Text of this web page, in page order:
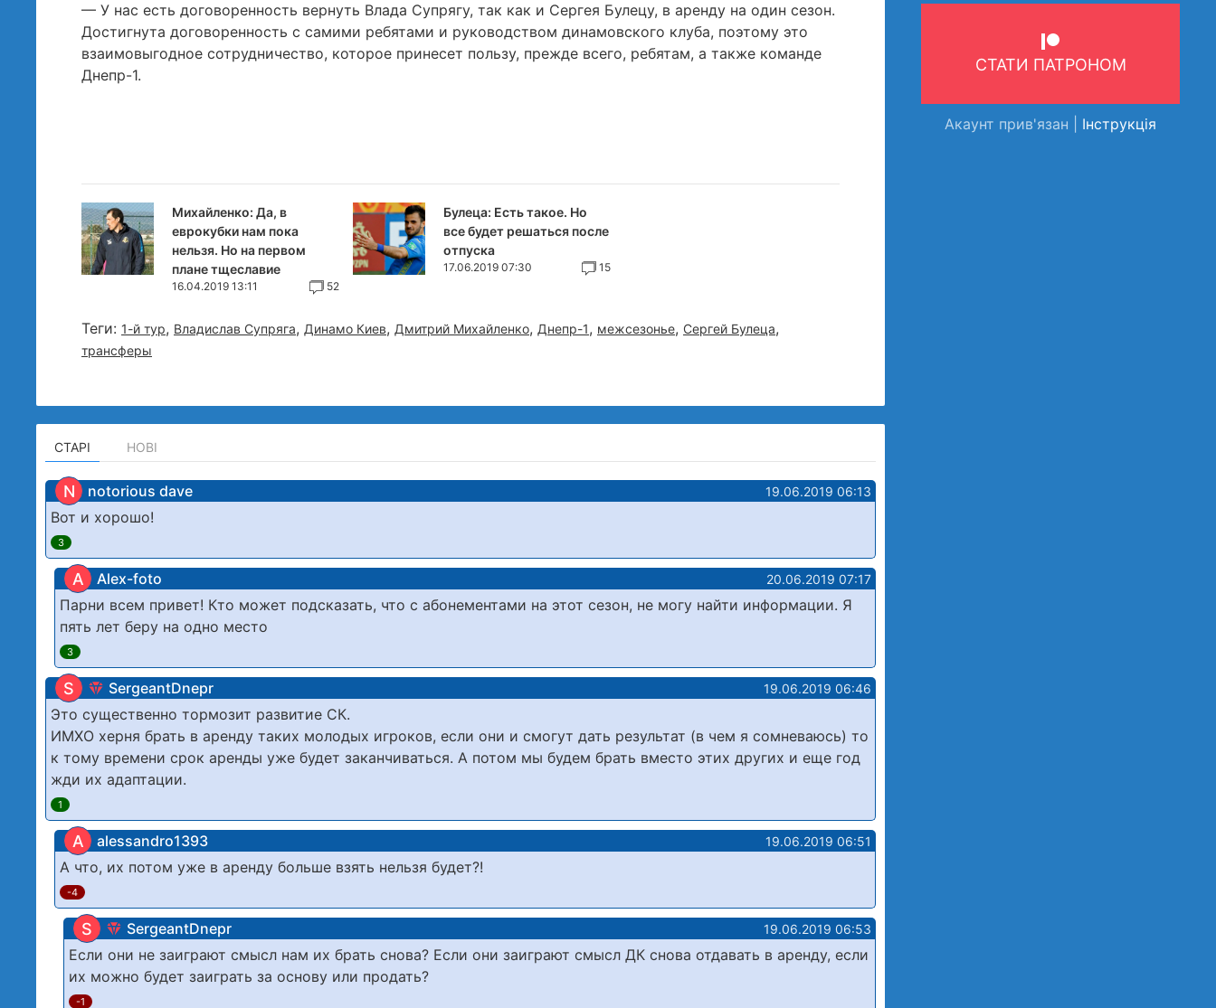
— У нас есть договоренность вернуть Влада Супрягу, так как и Сергея Булецу, в аренду на один сезон.
Достигнута договоренность с самими ребятами и руководством динамовского клуба, поэтому это
взаимовыгодное сотрудничество, которое принесет пользу, прежде всего, ребятам, а также команде
Днепр-1.
Михайленко: Да, в
еврокубки нам пока
нельзя. Но на первом
плане тщеславие
16.04.2019 13:11 52
Булеца: Есть такое. Но
все будет решаться после
отпуска
17.06.2019 07:30 15
Теги: 1-й тур, Владислав Супряга, Динамо Киев, Дмитрий Михайленко, Днепр-1, межсезонье, Сергей Булеца,
трансферы
СТАРІ НОВІ
N notorious dave 19.06.2019 06:13
Вот и хорошо!
3
A Alex-foto 20.06.2019 07:17
Парни всем привет! Кто может подсказать, что с абонементами на этот сезон, не могу найти информации. Я
пять лет беру на одно место
3
S SergeantDnepr 19.06.2019 06:46
Это существенно тормозит развитие СК.
ИМХО херня брать в аренду таких молодых игроков, если они и смогут дать результат (в чем я сомневаюсь) то
к тому времени срок аренды уже будет заканчиваться. А потом мы будем брать вместо этих других и еще год
жди их адаптации.
1
A alessandro1393 19.06.2019 06:51
А что, их потом уже в аренду больше взять нельзя будет?!
-4
S SergeantDnepr 19.06.2019 06:53
Если они не заиграют смысл нам их брать снова? Если они заиграют смысл ДК снова отдавать в аренду, если
их можно будет заиграть за основу или продать?
-1
СТАТИ ПАТРОНОМ
Акаунт прив'язан | Інструкція